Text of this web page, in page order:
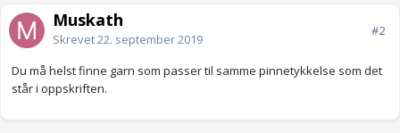
Muskath
Skrevet22. september 2019
#2
Du må helst finne garn som passer til samme pinnetykkelse som det
står i oppskriften.